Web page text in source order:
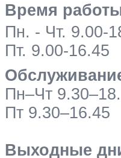
Время
Пн. - Чт. 9.00-
Пт. 9.00-16.45
Пн–Чт
Пт 9.30–16.45
Выходные